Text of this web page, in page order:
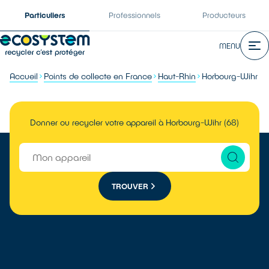
Particuliers Professionnels Producteurs
MENU
Accueil Points de collecte en France Haut-Rhin Horbourg-Wihr
Donner ou recycler votre appareil à Horbourg-Wihr (68)
TROUVER